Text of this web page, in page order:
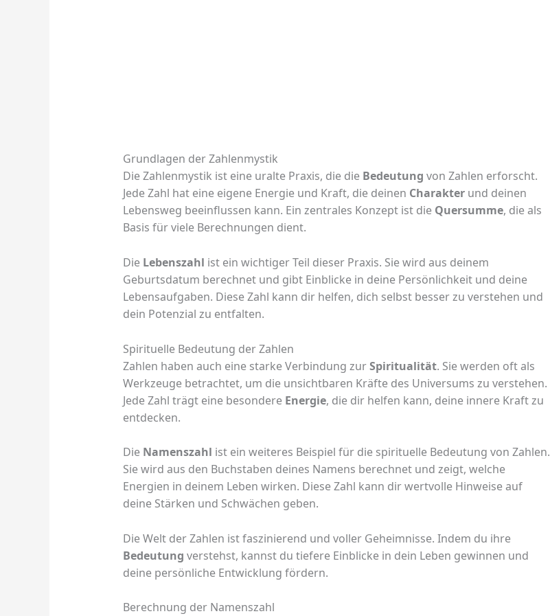
Grundlagen der Zahlenmystik
Die Zahlenmystik ist eine uralte Praxis, die die Bedeutung von Zahlen erforscht.
Jede Zahl hat eine eigene Energie und Kraft, die deinen Charakterund deinen
Lebensweg beeinflussen kann. Ein zentrales Konzept ist die Quersumme, die als
Basis für viele Berechnungen dient.
Die Lebenszahl ist ein wichtiger Teil dieser Praxis. Sie wird aus deinem
Geburtsdatum berechnet und gibt Einblicke in deine Persönlichkeit und deine
Lebensaufgaben. Diese Zahl kann dir helfen, dich selbst besser zu verstehen und
dein Potenzial zu entfalten.
Spirituelle Bedeutung der Zahlen
Zahlen haben auch eine starke Verbindung zurSpiritualität. Sie werden oft als
Werkzeuge betrachtet, um die unsichtbaren Kräfte des Universums zu verstehen.
Jede Zahl trägt eine besondere Energie, die dir helfen kann, deine innere Kraft zu
entdecken.
Die Namenszahl ist ein weiteres Beispiel für die spirituelle Bedeutung von Zahlen.
Sie wird aus den Buchstaben deines Namens berechnet und zeigt, welche
Energien in deinem Leben wirken. Diese Zahl kann dir wertvolle Hinweise auf
deine Stärken und Schwächen geben.
Die Welt der Zahlen ist faszinierend und voller Geheimnisse. Indem du ihre
Bedeutung verstehst, kannst du tiefere Einblicke in dein Leben gewinnen und
deine persönliche Entwicklung fördern.
Berechnung der Namenszahl